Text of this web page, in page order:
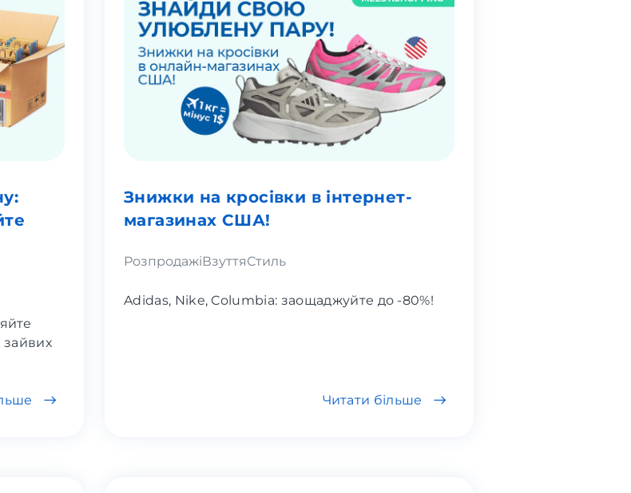
зайвих
Знижки на кросівки в інтернет-
магазинах США!
РозпродажіВзуттяСтиль
Adidas, Nike, Columbia: заощаджуйте до -80%!
Читати більше